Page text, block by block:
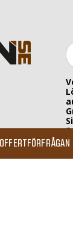
OFFERTFÖRFRÅGAN